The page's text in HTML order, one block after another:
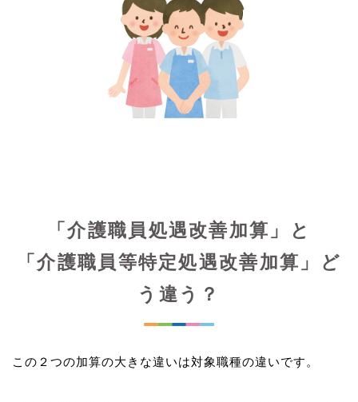
「介護職員処遇改善加算」と
「介護職員等特定処遇改善加算」ど
う違う？
この２つの加算の大きな違いは対象職種の違いです。